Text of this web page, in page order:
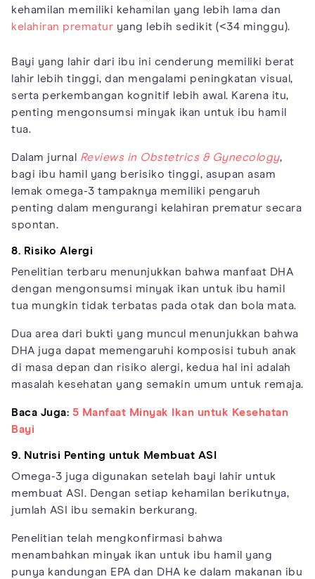
kehamilan memiliki kehamilan yang lebih lama dan
kelahiran prematur yang lebih sedikit (<34 minggu).
Bayi yang lahir dari ibu ini cenderung memiliki berat
lahir lebih tinggi, dan mengalami peningkatan visual,
serta perkembangan kognitif lebih awal. Karena itu,
penting mengonsumsi minyak ikan untuk ibu hamil
tua.
Dalam jurnal Reviews in Obstetrics & Gynecology,
bagi ibu hamil yang berisiko tinggi, asupan asam
lemak omega-3 tampaknya memiliki pengaruh
penting dalam mengurangi kelahiran prematur secara
spontan.
8. Risiko Alergi
Penelitian terbaru menunjukkan bahwa manfaat DHA
dengan mengonsumsi minyak ikan untuk ibu hamil
tua mungkin tidak terbatas pada otak dan bola mata.
Dua area dari bukti yang muncul menunjukkan bahwa
DHA juga dapat memengaruhi komposisi tubuh anak
di masa depan dan risiko alergi, kedua hal ini adalah
masalah kesehatan yang semakin umum untuk remaja.
Baca Juga: 5 Manfaat Minyak Ikan untuk Kesehatan
Bayi
9. Nutrisi Penting untuk Membuat ASI
Omega-3 juga digunakan setelah bayi lahir untuk
membuat ASI. Dengan setiap kehamilan berikutnya,
jumlah ASI ibu semakin berkurang.
Penelitian telah mengkonfirmasi bahwa
menambahkan minyak ikan untuk ibu hamil yang
punya kandungan EPA dan DHA ke dalam makanan ibu